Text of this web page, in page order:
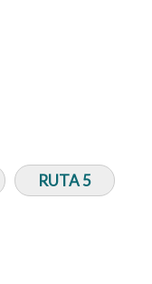
RUTA 5